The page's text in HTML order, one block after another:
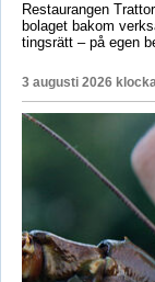
Restaurangen
bolaget bakom
tingsrätt – på egen
3 augusti 2026